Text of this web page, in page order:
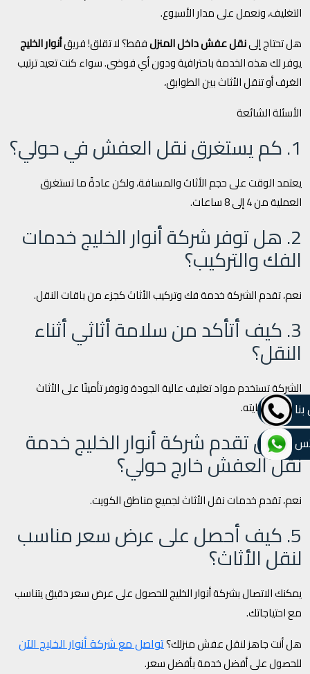
التغليف، ونعمل على مدار الأسبوع.
هل تحتاج إلىنقل عفش داخل المنزلفقط؟ لا تقلق! فريقأنوار الخليج
يوفر لك هذه الخدمة باحترافية ودون أي فوضى. سواء كنت تعيد ترتيب
الغرف أو تنقل الأثاث بين الطوابق،
الأسئلة الشائعة
1. كم يستغرق نقل العفش في حولي؟
يعتمد الوقت على حجم الأثاث والمسافة، ولكن عادةً ما تستغرق
العملية من 4 إلى 8 ساعات.
2. هل توفر شركة أنوار الخليج خدمات
الفك والتركيب؟
نعم، تقدم الشركة خدمة فك وتركيب الأثاث كجزء من باقات النقل.
3. كيف أتأكد من سلامة أثاثي أثناء
النقل؟
الشركة تستخدم مواد تغليف عالية الجودة وتوفر تأمينًا على الأثاث
لضمان حمايته.
4. هل تقدم شركة أنوار الخليج خدمة
نقل العفش خارج حولي؟
نعم، تقدم خدمات نقل الأثاث لجميع مناطق الكويت.
5. كيف أحصل على عرض سعر مناسب
لنقل الأثاث؟
يمكنك الاتصال بشركة أنوار الخليج للحصول على عرض سعر دقيق يتناسب
مع احتياجاتك.
هل أنت جاهز لنقل عفش منزلك؟تواصل مع شركة أنوار الخليج الآن
للحصول على أفضل خدمة بأفضل سعر.